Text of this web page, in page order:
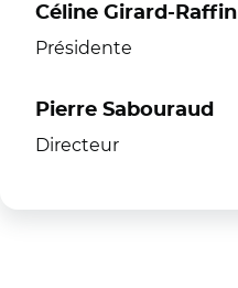
Céline Girard-Raffin
Présidente
Pierre Sabouraud
Directeur